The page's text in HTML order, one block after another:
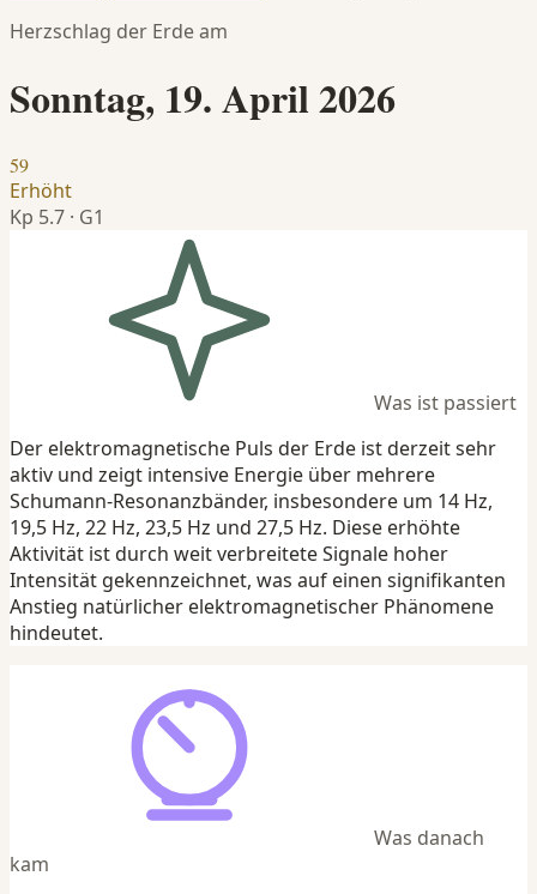
Herzschlag der Erde am
Sonntag, 19. April 2026
59
Erhöht
Kp 5.7 · G1
Was ist passiert
Der elektromagnetische Puls der Erde ist derzeit sehr
aktiv und zeigt intensive Energie über mehrere
Schumann-Resonanzbänder, insbesondere um 14 Hz,
19,5 Hz, 22 Hz, 23,5 Hz und 27,5 Hz. Diese erhöhte
Aktivität ist durch weit verbreitete Signale hoher
Intensität gekennzeichnet, was auf einen signifikanten
Anstieg natürlicher elektromagnetischer Phänomene
hindeutet.
Was danach
kam